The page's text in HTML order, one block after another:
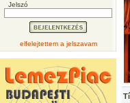
Jelszó
elfelejtettem a jelszavam